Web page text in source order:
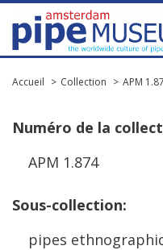
Accueil Collection APM
Numéro de la
APM 1.874
Sous-collection:
pipes